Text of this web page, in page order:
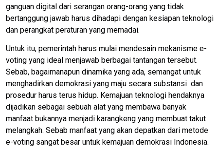
ganguan digital dari serangan orang-orang yang tidak
bertanggung jawab harus dihadapi dengan kesiapan teknologi
dan perangkat peraturan yang memadai.
Untuk itu, pemerintah harus mulai mendesain mekanisme e-
voting yang ideal menjawab berbagai tantangan tersebut.
Sebab, bagaimanapun dinamika yang ada, semangat untuk
menghadirkan demokrasi yang maju secara substansi dan
prosedur harus terus hidup. Kemajuan teknologi hendaknya
dijadikan sebagai sebuah alat yang membawa banyak
manfaat bukannya menjadi karangkeng yang membuat takut
melangkah. Sebab manfaat yang akan depatkan dari metode
e-voting sangat besar untuk kemajuan demokrasi Indonesia.